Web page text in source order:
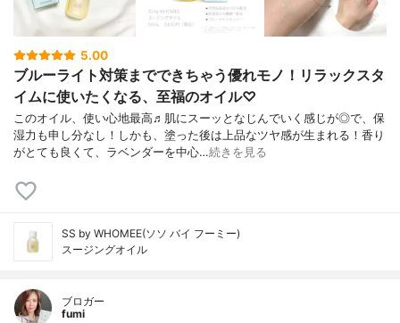
5.00
ブルーライト対策までできちゃう優れモノ！リラックスタ
イムに使いたくなる、至福のオイル♡
このオイル、使い心地最高♬肌にスーッとなじんでいく感じが◎で、保
湿力も申し分なし！しかも、塗った後は上品なツヤ感が生まれる！香り
がとても良くて、ラベンダーを中心…続きを見る
SS by WHOMEE(ソソ バイ フーミー)
スージングオイル
ブロガー
fumi